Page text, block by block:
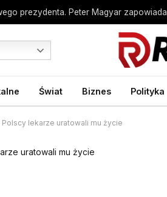
prezydenta. Peter Magyar zapowiada
Świat Biznes Polityka
lekarze uratowali mu życie